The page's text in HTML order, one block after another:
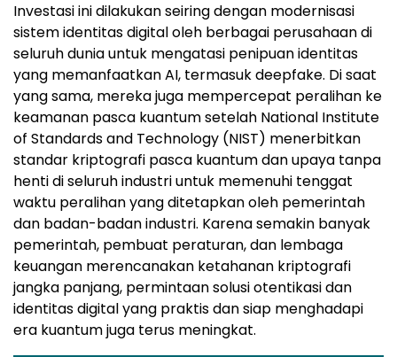
Investasi ini dilakukan seiring dengan modernisasi
sistem identitas digital oleh berbagai perusahaan di
seluruh dunia untuk mengatasi penipuan identitas
yang memanfaatkan AI, termasuk deepfake. Di saat
yang sama, mereka juga mempercepat peralihan ke
keamanan pasca kuantum setelah National Institute
of Standards and Technology (NIST) menerbitkan
standar kriptografi pasca kuantum dan upaya tanpa
henti di seluruh industri untuk memenuhi tenggat
waktu peralihan yang ditetapkan oleh pemerintah
dan badan-badan industri. Karena semakin banyak
pemerintah, pembuat peraturan, dan lembaga
keuangan merencanakan ketahanan kriptografi
jangka panjang, permintaan solusi otentikasi dan
identitas digital yang praktis dan siap menghadapi
era kuantum juga terus meningkat.